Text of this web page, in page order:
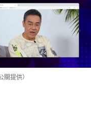
提供）